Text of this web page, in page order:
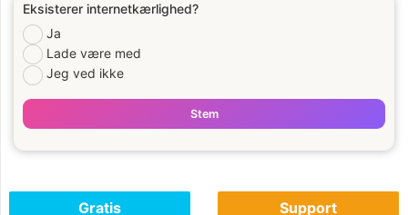
Eksisterer internetkærlighed?
Ja
Lade være med
Jeg ved ikke
Stem
Gratis Support